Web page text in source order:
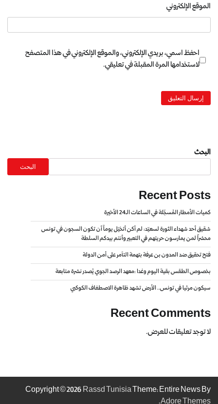
الموقع الإلكتروني
احفظ اسمي، بريدي الإلكتروني، والموقع الإلكتروني في هذا المتصفح
لاستخدامها المرة المقبلة في تعليقي.
البحث
البحث
Recent Posts
كميات الأمطار المُسجّلة في الساعات الـ24 الأخيرة
شقيق أحد شهداء الثورة لسعيّد: لم أكن أتخيّل يوماً أن تكون السجون في تونس
محشراً لمن يمارسون حريتهم في التعبير وأنتم بيدكم السلطة
فتح تحقيق ضد المدون بن عرفة بتهمة التآمر على أمن الدولة
بخصوص الطقس بقية اليوم وغدا :معهد الرصد الجوي يُصدر نشرة متابعة
سيكون مرئيا في تونس.. الأرض تشهد ظاهرة الاصطفاف الكوكبي
Recent Comments
لا توجد تعليقات للعرض.
Copyright © 2026Rassd TunisiaTheme: Entire News By
Adore Themes
.